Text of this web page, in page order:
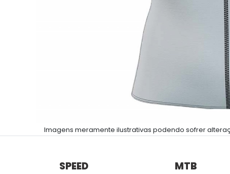
Imagens meramente ilustrativas podendo sofrer
SPEED MTB